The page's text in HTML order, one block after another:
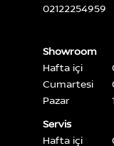
02122254959
Showroom
Hafta içi
Cumartesi
Pazar
Servis
Hafta içi